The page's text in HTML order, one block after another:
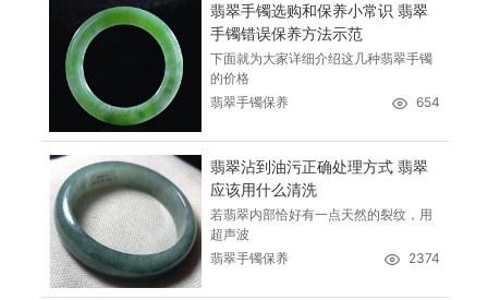
翡翠手镯选购和保养小常识 翡翠
手镯错误保养方法示范
下面就为大家详细介绍这几种翡翠手镯
的价格
翡翠手镯保养
654
翡翠沾到油污正确处理方式 翡翠
应该用什么清洗
若翡翠内部恰好有一点天然的裂纹，用
超声波
翡翠手镯保养
2374